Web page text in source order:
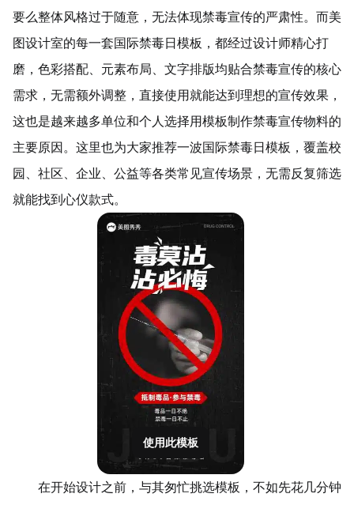
要么整体风格过于随意，无法体现禁毒宣传的严肃性。而美
图设计室的每一套国际禁毒日模板，都经过设计师精心打
磨， 色彩搭配 、元素布局、文字排版均贴合禁毒宣传的核心
需求，无需额外调整，直接使用就能达到理想的宣传效果，
这也是越来越多单位和个人选择用模板制作禁毒宣传物料的
主要原因。这里也为大家推荐一波国际禁毒日模板，覆盖校
园、社区、企业、公益等各类常见宣传场景，无需反复筛选
就能找到心仪款式。
使用此模板
在开始设计之前，与其匆忙挑选模板，不如先花几分钟